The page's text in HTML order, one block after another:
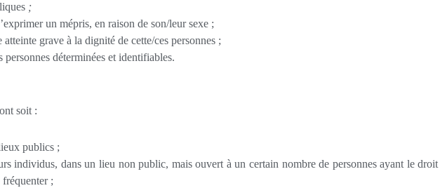
;
un mépris, en raison de son/leur sexe ;
grave à la dignité de cette/ces personnes ;
personnes déterminées et identifiables.
soit :
publics ;
individus, dans un lieu non public, mais ouvert à un certain nombre de personnes ayant le
fréquenter ;